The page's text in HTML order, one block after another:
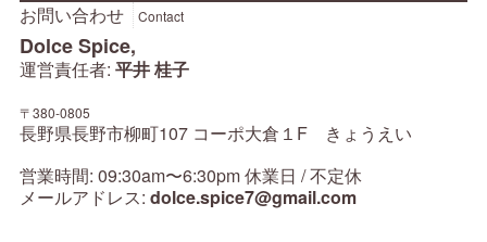
お問い合わせ Contact
Dolce Spice,
運営責任者: 平井 桂子
〒380-0805
長野県長野市柳町107 コーポ大倉１F きょうえい
営業時間: 09:30am〜6:30pm 休業日 / 不定休
メールアドレス: dolce.spice7@gmail.com